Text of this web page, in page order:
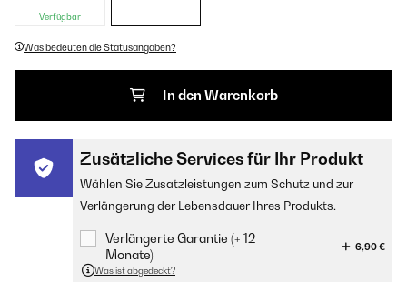
Verfügbar
Was bedeuten die Statusangaben?
In den Warenkorb
Zusätzliche Services für Ihr Produkt
Wählen Sie Zusatzleistungen zum Schutz und zur
Verlängerung der Lebensdauer Ihres Produkts.
Verlängerte Garantie (+ 12
Monate)
6,90 €
Was ist abgedeckt?